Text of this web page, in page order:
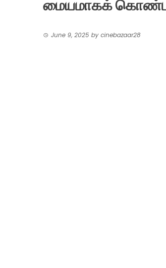
மையமாகக் கொண்ட,
June 9, 2025 by cinebazaar28